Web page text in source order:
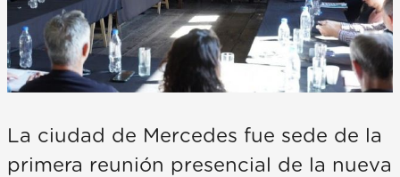
La ciudad de Mercedes fue sede de la
primera reunión presencial de la nueva